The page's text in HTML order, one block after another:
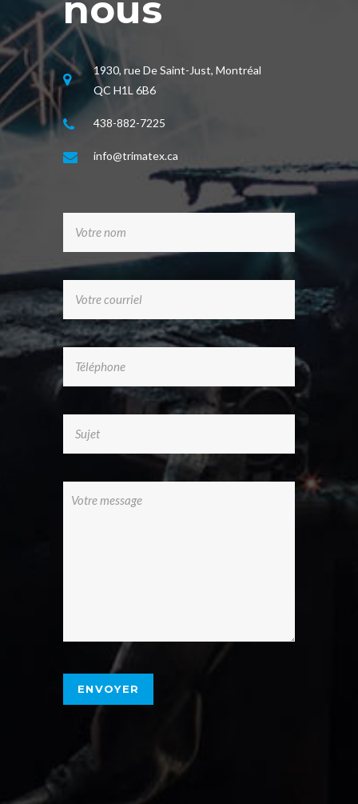
nous
1930, rue De Saint-Just, Montréal
QC H1L 6B6
438-882-7225
info@trimatex.ca